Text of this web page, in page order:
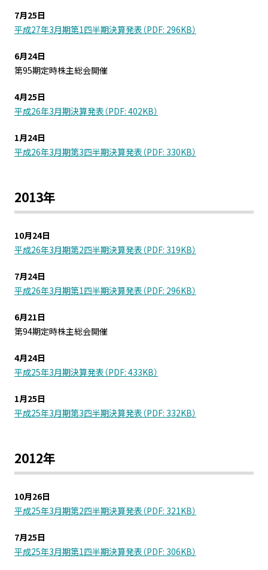
7月25日
平成27年3月期第1四半期決算発表（PDF: 296KB）
6月24日
第95期定時株主総会開催
4月25日
平成26年3月期決算発表（PDF: 402KB）
1月24日
平成26年3月期第3四半期決算発表（PDF: 330KB）
2013年
10月24日
平成26年3月期第2四半期決算発表（PDF: 319KB）
7月24日
平成26年3月期第1四半期決算発表（PDF: 296KB）
6月21日
第94期定時株主総会開催
4月24日
平成25年3月期決算発表（PDF: 433KB）
1月25日
平成25年3月期第3四半期決算発表（PDF: 332KB）
2012年
10月26日
平成25年3月期第2四半期決算発表（PDF: 321KB）
7月25日
平成25年3月期第1四半期決算発表（PDF: 306KB）